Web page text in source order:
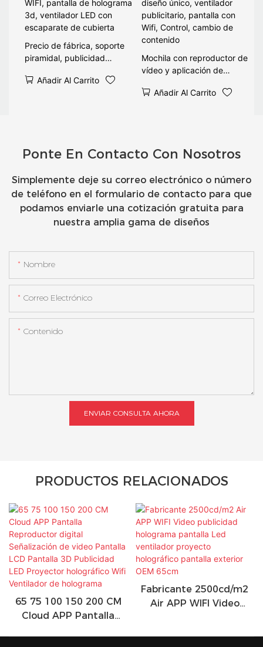
Precio de fábrica, soporte
piramidal, publicidad
de holograma 3d, ventilador
Añadir Al Carrito
Mochila con reproductor de
vídeo y aplicación de
diseño único, ventilador
Añadir Al Carrito
Ponte En Contacto Con Nosotros
Simplemente deje su correo electrónico o número
de teléfono en el formulario de contacto para que
podamos enviarle una cotización gratuita para
nuestra amplia gama de diseños
Nombre
Correo Electrónico
Contenido
ENVIAR CONSULTA AHORA
PRODUCTOS RELACIONADOS
65 75 100 150 200 CM
Cloud APP Pantalla
Fabricante 2500cd/m2
Air APP WIFI Video